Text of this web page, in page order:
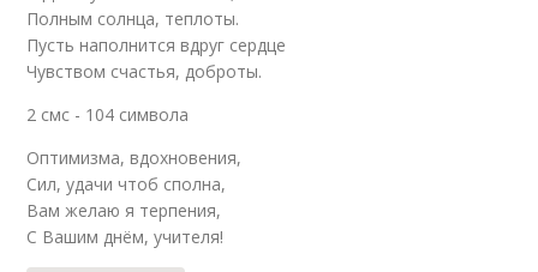
Полным солнца, теплоты.
Пусть наполнится вдруг сердце
Чувством счастья, доброты.
2 смс - 104 символа
Оптимизма, вдохновения,
Сил, удачи чтоб сполна,
Вам желаю я терпения,
С Вашим днём, учителя!